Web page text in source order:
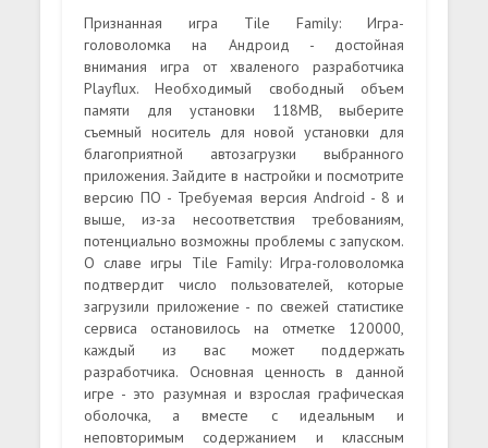
Признанная игра Tile Family: Игра-
головоломка на Андроид - достойная
внимания игра от хваленого разработчика
Playflux. Необходимый свободный объем
памяти для установки 118MB, выберите
съемный носитель для новой установки для
благоприятной автозагрузки выбранного
приложения. Зайдите в настройки и посмотрите
версию ПО - Требуемая версия Android - 8 и
выше, из-за несоответствия требованиям,
потенциально возможны проблемы с запуском.
О славе игры Tile Family: Игра-головоломка
подтвердит число пользователей, которые
загрузили приложение - по свежей статистике
сервиса остановилось на отметке 120000,
каждый из вас может поддержать
разработчика. Основная ценность в данной
игре - это разумная и взрослая графическая
оболочка, а вместе с идеальным и
неповторимым содержанием и классным